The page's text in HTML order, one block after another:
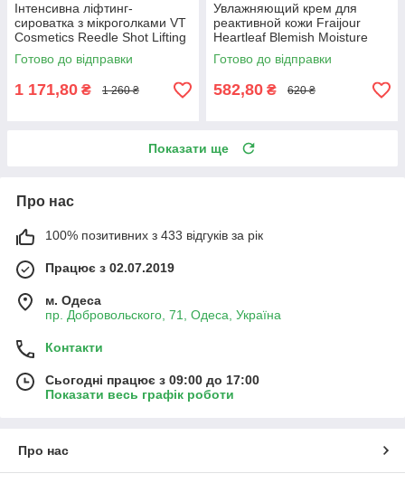
Інтенсивна ліфтинг-
сироватка з мікроголками VT
Cosmetics Reedle Shot Lifting
Serum 50 мл
Готово до відправки
1 171,80 ₴ 1 260 ₴
Увлажняющий крем для
реактивной кожи Fraijour
Heartleaf Blemish Moisture
Cream 100 мл
Готово до відправки
582,80 ₴ 620 ₴
Показати ще
Про нас
100% позитивних з 433 відгуків за рік
Працює з 02.07.2019
м. Одеса
пр. Добровольского, 71, Одеса, Україна
Контакти
Сьогодні працює з 09:00 до 17:00
Показати весь графік роботи
Про нас